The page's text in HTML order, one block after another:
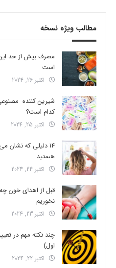
مطالب ویژه نسخه
است
اکتبر 26, 2024
شیرین کننده
کدام است؟
اکتبر 25, 2024
14 دلیلی که
هستید
اکتبر 24, 2024
قبل از اهدای خون
نخوریم
اکتبر 23, 2024
چند نکته مهم در
اول)
اکتبر 22, 2024